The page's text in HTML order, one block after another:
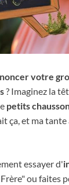
votre
? Imaginez la
petits
ça, et ma
essayer d'
ou faites